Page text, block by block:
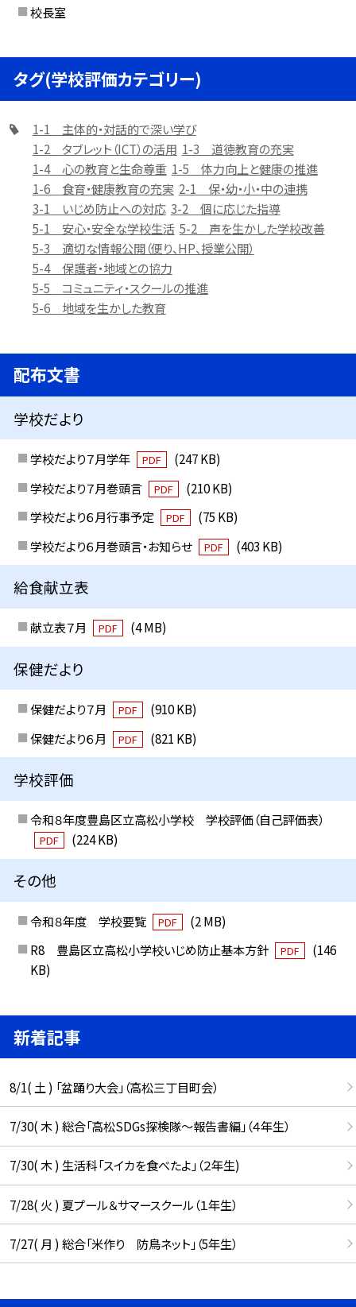
校長室
タグ(学校評価カテゴリー)
1-1 主体的・対話的で深い学び
1-2 タブレット（ICT）の活用 1-3 道徳教育の充実
1-4 心の教育と生命尊重 1-5 体力向上と健康の推進
1-6 食育・健康教育の充実 2-1 保・幼・小・中の連携
3-1 いじめ防止への対応 3-2 個に応じた指導
5-1 安心・安全な学校生活 5-2 声を生かした学校改善
5-3 適切な情報公開（便り、HP、授業公開）
5-4 保護者・地域との協力
5-5 コミュニティ・スクールの推進
5-6 地域を生かした教育
配布文書
学校だより
学校だより７月学年 PDF
(247 KB)
学校だより７月巻頭言
PDF
(210 KB)
学校だより６月行事予定
PDF
(75 KB)
学校だより６月巻頭言・お知らせ
PDF (403 KB)
給食献立表
献立表７月 PDF (4 MB)
保健だより
保健だより７月 PDF
(910 KB)
保健だより６月
PDF (821 KB)
学校評価
令和８年度豊島区立高松小学校 学校評価（自己評価表）
PDF (224 KB)
その他
令和８年度 学校要覧 PDF
(2 MB)
R8 豊島区立高松小学校いじめ防止基本方針
PDF
(146
KB)
新着記事
8/1( 土 ) 「盆踊り大会」（高松三丁目町会）
7/30( 木 ) 総合「高松SDGs探検隊〜報告書編」（４年生）
7/30( 木 ) 生活科「スイカを食べたよ」（２年生)
7/28( 火 ) 夏プール＆サマースクール（１年生）
7/27( 月 ) 総合「米作り 防鳥ネット」（5年生）